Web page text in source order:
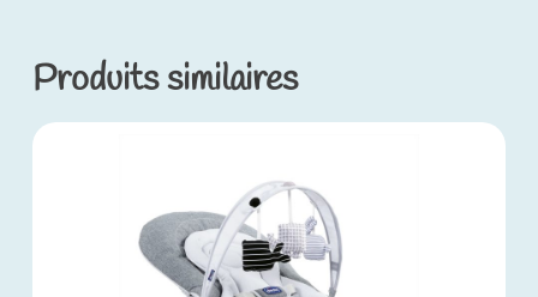
Produits similaires